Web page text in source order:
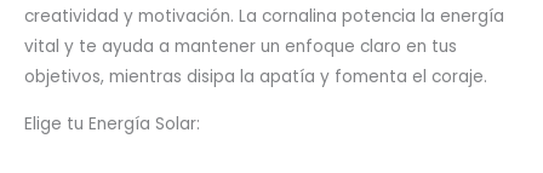
creatividad y motivación. La cornalina potencia la energía
vital y te ayuda a mantener un enfoque claro en tus
objetivos, mientras disipa la apatía y fomenta el coraje.
Elige tu Energía Solar: